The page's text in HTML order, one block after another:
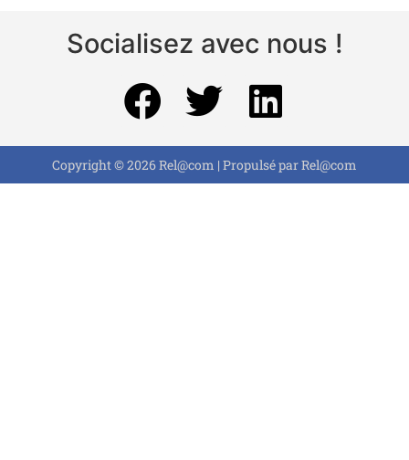
Socialisez avec nous !
Copyright © 2026 Rel@com | Propulsé par Rel@com